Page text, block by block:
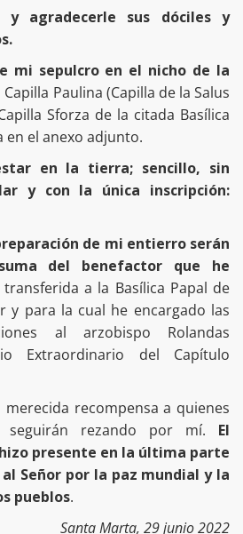
y agradecerle sus dóciles y
mi sepulcro en el nicho de la
Paulina (Capilla de la Salus
Sforza de la citada Basílica
en el anexo adjunto.
en la tierra; sencillo, sin
y con la única inscripción:
de mi entierro serán
del benefactor que he
a la Basílica Papal de
y para la cual he encargado las
al arzobispo Rolandas
Extraordinario del Capítulo
recompensa a quienes
rezando por mí. El
presente en la última parte
Señor por la paz mundial y la
pueblos.
Santa Marta, 29 junio 2022